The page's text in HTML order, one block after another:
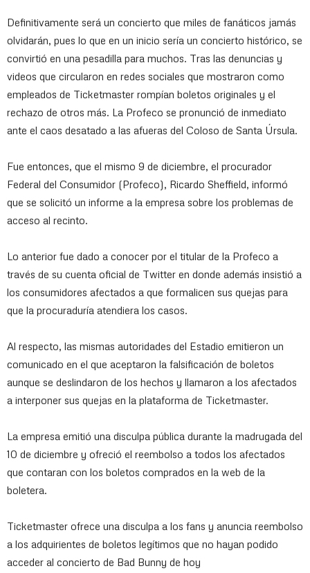
Definitivamente será un concierto que miles de fanáticos jamás
olvidarán, pues lo que en un inicio sería un concierto histórico, se
convirtió en una pesadilla para muchos. Tras las denuncias y
videos que circularon en redes sociales que mostraron como
empleados de Ticketmaster rompían boletos originales y el
rechazo de otros más. La Profeco se pronunció de inmediato
ante el caos desatado a las afueras del Coloso de Santa Úrsula.
Fue entonces, que el mismo 9 de diciembre, el procurador
Federal del Consumidor (Profeco), Ricardo Sheffield, informó
que se solicitó un informe a la empresa sobre los problemas de
acceso al recinto.
Lo anterior fue dado a conocer por el titular de la Profeco a
través de su cuenta oficial de Twitter en donde además insistió a
los consumidores afectados a que formalicen sus quejas para
que la procuraduría atendiera los casos.
Al respecto, las mismas autoridades del Estadio emitieron un
comunicado en el que aceptaron la falsificación de boletos
aunque se deslindaron de los hechos y llamaron a los afectados
a interponer sus quejas en la plataforma de Ticketmaster.
La empresa emitió una disculpa pública durante la madrugada del
10 de diciembre y ofreció el reembolso a todos los afectados
que contaran con los boletos comprados en la web de la
boletera.
Ticketmaster ofrece una disculpa a los fans y anuncia reembolso
a los adquirientes de boletos legítimos que no hayan podido
acceder al concierto de Bad Bunny de hoy